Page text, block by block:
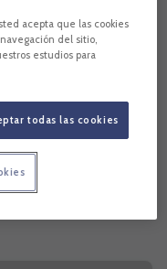
acepta que las cookies
del sitio,
estudios para
todas las cookies